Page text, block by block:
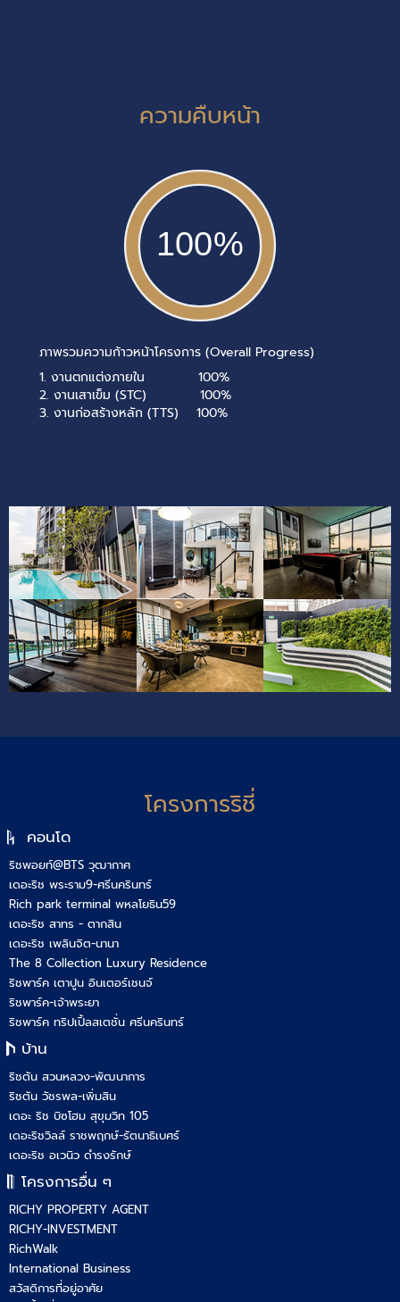
ความคืบหน้า
100%
ภาพรวมความก้าวหน้าโครงการ (Overall Progress)
1. งานตกแต่งภายใน 100%
2. งานเสาเข็ม (STC) 100%
3. งานก่อสร้างหลัก (TTS) 100%
โครงการริชี่
คอนโด
ริชพอยท์@BTS วุฒากาศ
เดอะริช พระราม9-ศรีนครินทร์
Rich park terminal พหลโยธิน59
เดอะริช สาทร - ตากสิน
เดอะริช เพลินจิต-นานา
The 8 Collection Luxury Residence
ริชพาร์ค เตาปูน อินเตอร์เชนจ์
ริชพาร์ค-เจ้าพระยา
ริชพาร์ค ทริปเปิ้ลสเตชั่น ศรีนครินทร์
บ้าน
ริชตัน สวนหลวง-พัฒนาการ
ริชตัน วัชรพล-เพิ่มสิน
เดอะ ริช บิซโฮม สุขุมวิท 105
เดอะริชวิลล์ ราชพฤกษ์-รัตนาธิเบศร์
เดอะริช อเวนิว ดำรงรักษ์
โครงการอื่น ๆ
RICHY PROPERTY AGENT
RICHY-INVESTMENT
RichWalk
International Business
สวัสดิการที่อยู่อาศัย